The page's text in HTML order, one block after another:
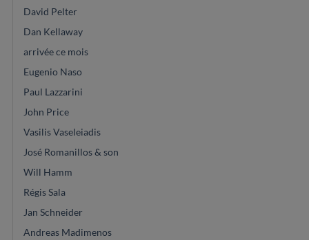
David Pelter
Dan Kellaway
arrivée ce mois
Eugenio Naso
Paul Lazzarini
John Price
Vasilis Vaseleiadis
José Romanillos & son
Will Hamm
Régis Sala
Jan Schneider
Andreas Madimenos